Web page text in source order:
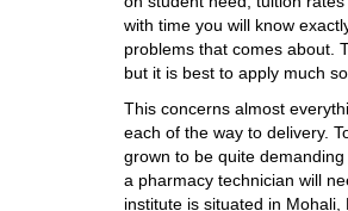
with time you will know
problems that comes about.
but it is best to apply much
This concerns almost
each of the way to delivery.
grown to be quite
a pharmacy technician will
institute is situated in